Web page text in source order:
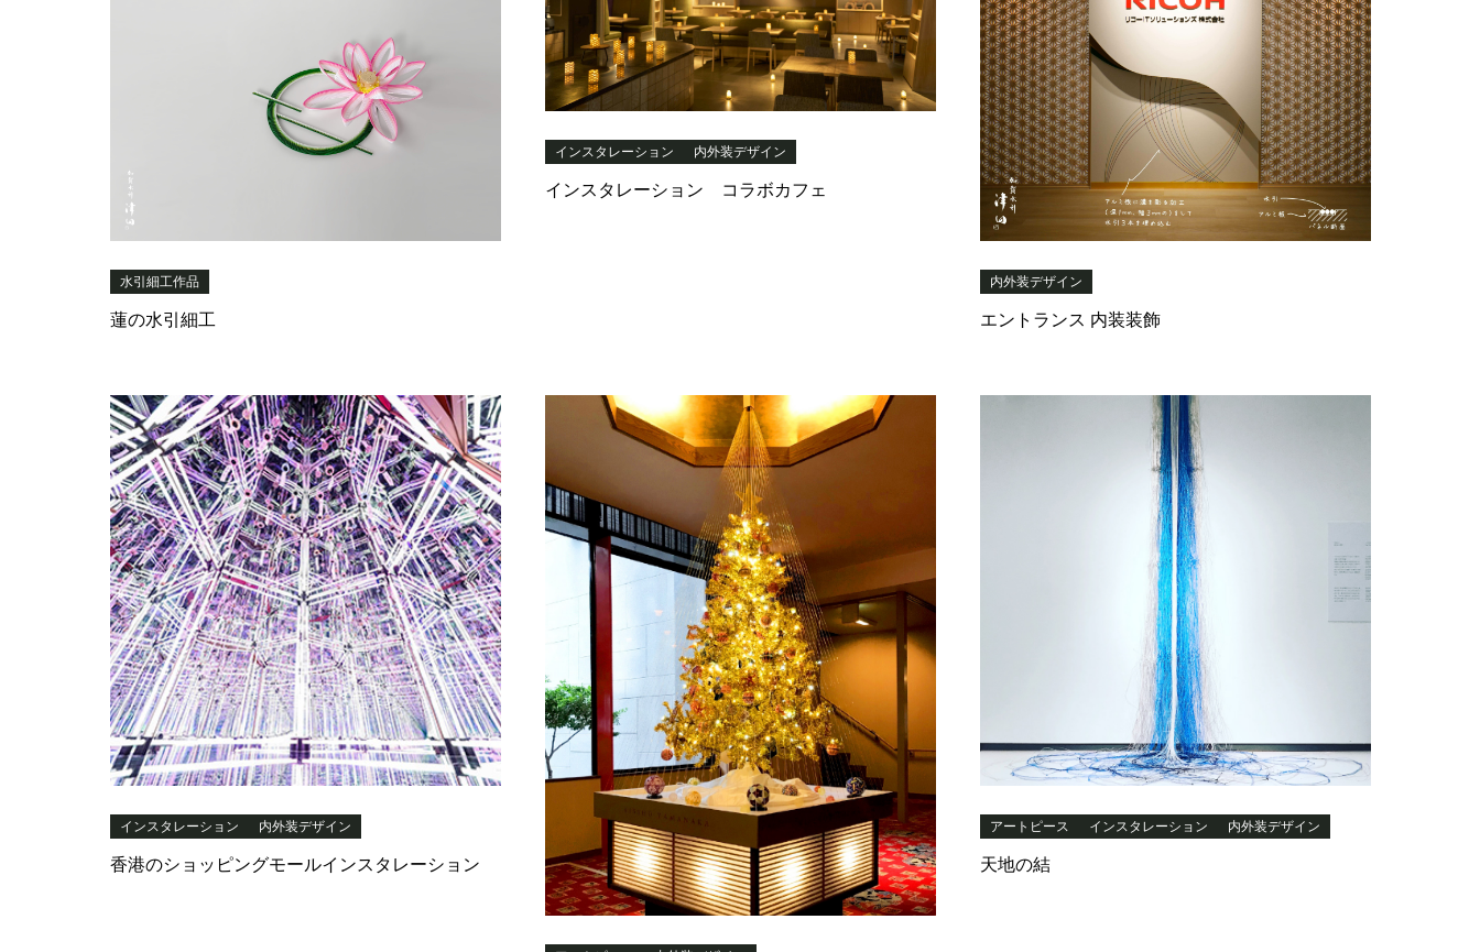
水引細工作品
蓮の水引細工
インスタレーション 内外装デザイン
インスタレーション コラボカフェ
内外装デザイン
エントランス 内装装飾
インスタレーション 内外装デザイン
香港のショッピングモールインスタレーション
アートピース インスタレーション 内外装デザイン
天地の結